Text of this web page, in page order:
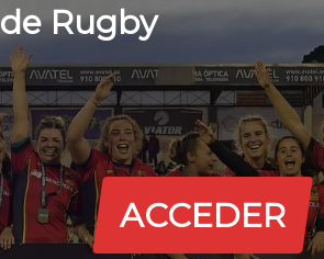
de Rugby
ACCEDER